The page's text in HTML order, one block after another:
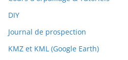
DIY
Journal de prospection
KMZ et KML (Google Earth)